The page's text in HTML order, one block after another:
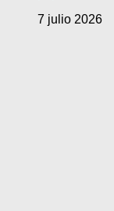
7 julio 2026